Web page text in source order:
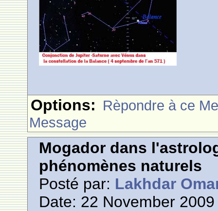
Options: Rèpondre à ce
Message
Mogador dans
phénomènes naturels
Posté par: Lakhdar
Date: 22 November